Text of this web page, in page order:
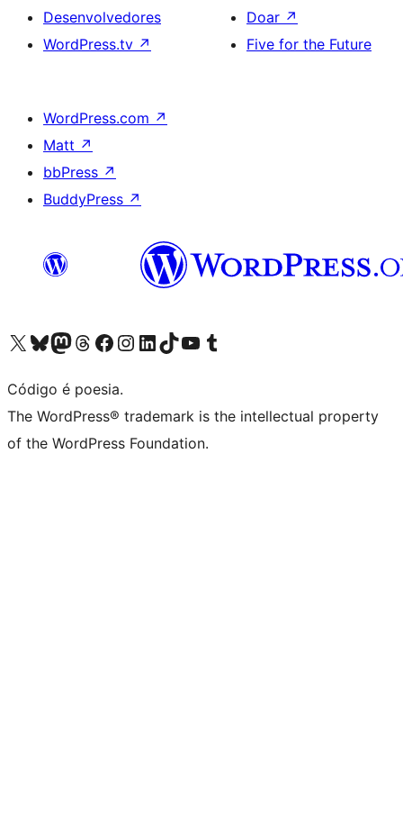
Desenvolvedores
WordPress.tv ↗
Doar ↗
Five for the Future
WordPress.com ↗
Matt ↗
bbPress ↗
BuddyPress ↗
Acessar nossa conta do X (antigo Twitter)
Acessar nossa conta do Bluesky
Acessar nossa conta do Mastodon
Acessar nossa conta do Threads
Acessar nossa página do Facebook
Acessar nossa conta do Instagram
Acessar nossa conta do LinkedIn
Acessar nossa conta do TikTok
Acessar nosso canal do YouTube
Acessar nossa conta no Tumblr
Código é poesia.
The WordPress® trademark is the intellectual property
of the WordPress Foundation.